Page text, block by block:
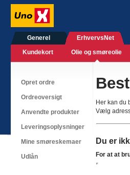
Generel
ErhvervsNet
Kundekort
Olie og smøreolie
Opret ordre
Ordreoversigt
Anvendte produkter
Leveringsoplysninger
Mine smøreskemaer
Udlån
Her kan du
Vælg
Du er
For at at